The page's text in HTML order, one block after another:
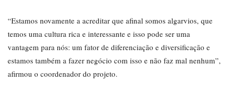
“Estamos novamente a acreditar que afinal somos algarvios, que
temos uma cultura rica e interessante e isso pode ser uma
vantagem para nós: um fator de diferenciação e diversificação e
estamos também a fazer negócio com isso e não faz mal nenhum”,
afirmou o coordenador do projeto.